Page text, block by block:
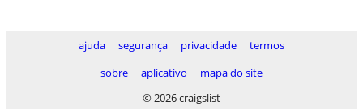
ajuda segurança privacidade
termos
sobre
aplicativo
mapa do site
© 2026 craigslist